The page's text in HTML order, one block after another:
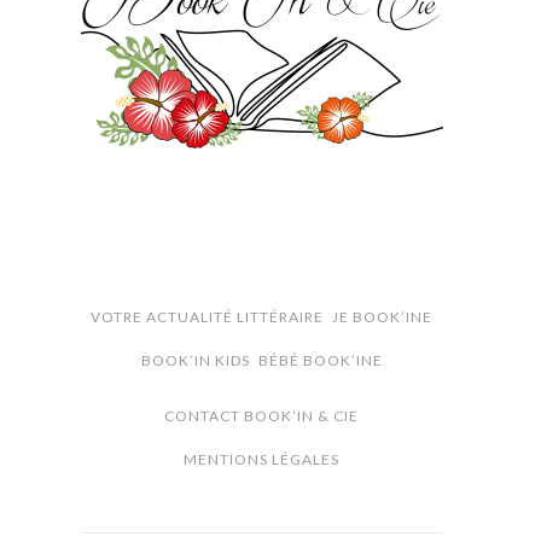
VOTRE ACTUALITÉ LITTÉRAIRE JE BOOK’INE
BOOK’IN KIDS BÉBÉ BOOK’INE
CONTACT BOOK’IN & CIE
MENTIONS LÉGALES